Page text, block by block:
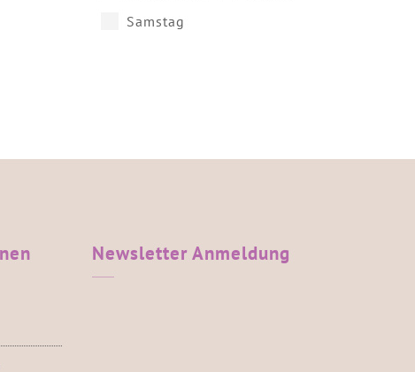
Samstag
NewsletterAnmeldung